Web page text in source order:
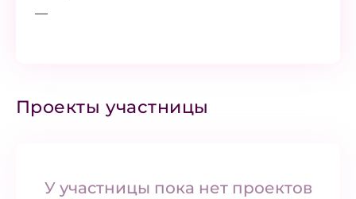
—
Проекты участницы
У участницы пока нет проектов